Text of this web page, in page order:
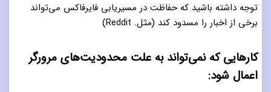
توجه داشته باشید که حفاظت در مسیریابی فایرفاکس می‌تواند
برخی از اخبار را مسدود کند (مثل. Reddit)
کارهایی که نمی‌تواند به علت محدودیت‌های مرورگر
اعمال شود: